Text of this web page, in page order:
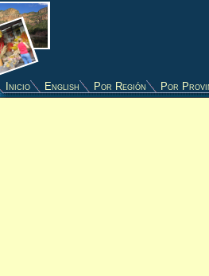
Inicio English Por Región Por